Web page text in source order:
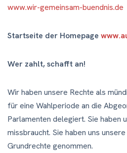
www.wir-gemeinsam-buendnis.de
Startseite der Homepage
Wer zahlt, schafft an!
Wir haben unsere Rechte als
für eine Wahlperiode an die
Parlamenten delegiert. Sie haben
missbraucht. Sie haben uns
Grundrechte genommen.